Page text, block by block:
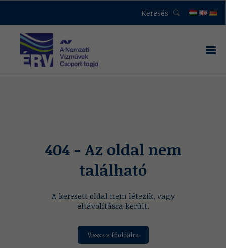
Keresés
404 - Az oldal nem
található
A keresett oldal nem létezik, vagy
eltávolításra került.
Vissza a főoldalra